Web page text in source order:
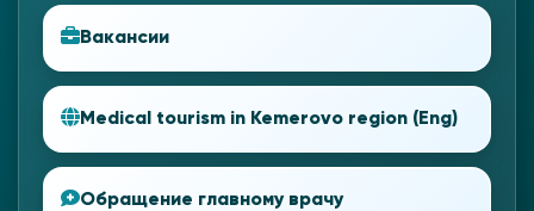
Вакансии
Medical tourism in Kemerovo region (Eng)
Обращение главному врачу